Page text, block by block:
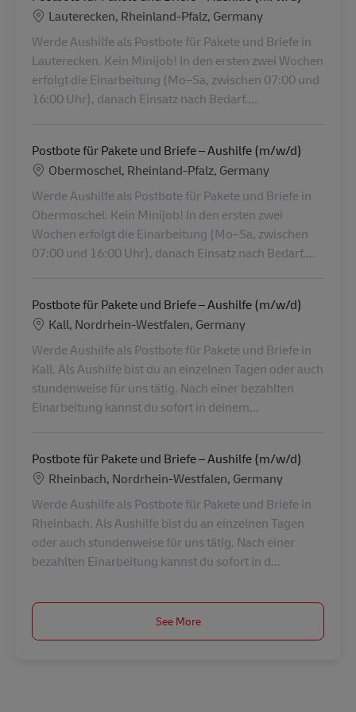
Location
Lauterecken, Rheinland-Pfalz, Germany
Werde Aushilfe als Postbote für Pakete und Briefe in
Lauterecken. Kein Minijob! In den ersten zwei Wochen
erfolgt die Einarbeitung (Mo–Sa, zwischen 07:00 und
16:00 Uhr), danach Einsatz nach Bedarf....
Postbote für Pakete und Briefe – Aushilfe (m/w/d)
Location
Obermoschel, Rheinland-Pfalz, Germany
Werde Aushilfe als Postbote für Pakete und Briefe in
Obermoschel. Kein Minijob! In den ersten zwei
Wochen erfolgt die Einarbeitung (Mo–Sa, zwischen
07:00 und 16:00 Uhr), danach Einsatz nach Bedarf....
Postbote für Pakete und Briefe – Aushilfe (m/w/d)
Location
Kall, Nordrhein-Westfalen, Germany
Werde Aushilfe als Postbote für Pakete und Briefe in
Kall. Als Aushilfe bist du an einzelnen Tagen oder auch
stundenweise für uns tätig. Nach einer bezahlten
Einarbeitung kannst du sofort in deinem...
Postbote für Pakete und Briefe – Aushilfe (m/w/d)
Location
Rheinbach, Nordrhein-Westfalen, Germany
Werde Aushilfe als Postbote für Pakete und Briefe in
Rheinbach. Als Aushilfe bist du an einzelnen Tagen
oder auch stundenweise für uns tätig. Nach einer
bezahlten Einarbeitung kannst du sofort in d...
See More